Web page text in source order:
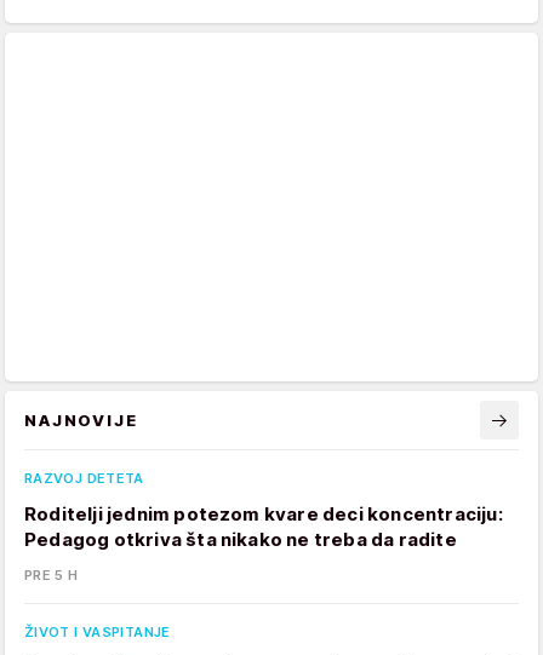
NAJNOVIJE
RAZVOJ DETETA
Roditelji jednim potezom kvare deci koncentraciju:
Pedagog otkriva šta nikako ne treba da radite
PRE 5 H
ŽIVOT I VASPITANJE